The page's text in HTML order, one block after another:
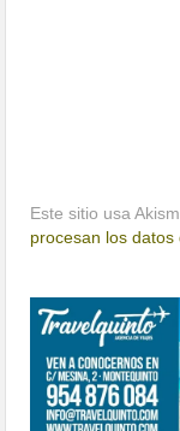
Este sitio usa
procesan los datos